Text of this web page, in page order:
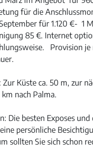
für die
für 1.120 €- 1
85 €. Internet
Provision je
Küste ca. 50 m, zur
nach Palma.
Die besten Exposes und
persönliche
sollten Sie sich schon